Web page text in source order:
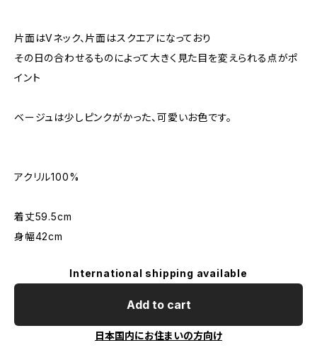
片面はVネック、片面はスクエアになっており
その日の合わせるものによって大きく見た目を変えられる点がポ
イント
ベージュは少しピンクがかった、可愛いお色です。
アクリル100%
着丈59.5cm
身幅42cm
International shipping available
Add to cart
日本国内にお住まいの方向け